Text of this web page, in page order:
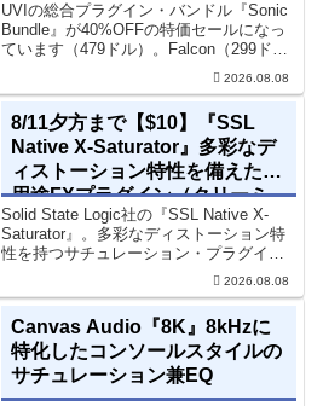
UVIの総合プラグイン・バンドル『Sonic
Bundle』が40%OFFの特価セールになっ
ています（479ドル）。Falcon（299ド
ル）も入っています。UVI Sonic Bundle
Sale - 40% OFF＊セール終了予定日：...
2026.08.08
8/11夕方まで【$10】『SSL
Native X-Saturator』多彩なデ
ィストーション特性を備えた多
用途FXプラグイン（クリーミ
ィ＆ウォームなサウンド）
Solid State Logic社の『SSL Native X-
Saturator』。多彩なディストーション特
性を持つサチュレーション・プラグイン
です。音楽制作者、エンジニアの間でも
評価の高い製品です。競合するサチュレ
2026.08.08
Canvas Audio『8K』8kHzに
特化したコンソールスタイルの
サチュレーション兼EQ